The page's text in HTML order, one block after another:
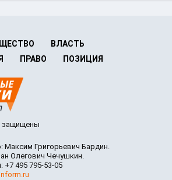
ВЛАСТЬ
ПРАВО ПОЗИЦИЯ
защищены
Максим Григорьевич Бардин.
Олегович Чечушкин.
+7 495 795-53-05